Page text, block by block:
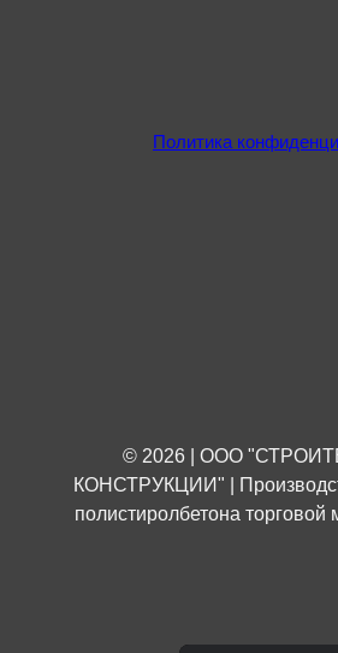
© 2026 | ООО
КОНСТРУКЦИИ" |
полистиролбетона торговой
Политика